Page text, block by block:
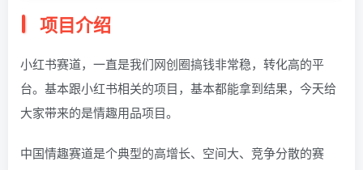
项目介绍
小红书赛道，一直是我们网创圈搞钱非常稳，转化高的平
台。基本跟小红书相关的项目，基本都能拿到结果，今天给
大家带来的是情趣用品项目。
中国情趣赛道是个典型的高增长、空间大、竞争分散的赛